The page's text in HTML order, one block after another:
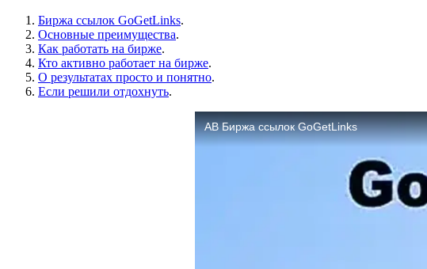
Биржа ссылок GoGetLinks.
Основные преимущества.
Как работать на бирже.
Кто активно работает на бирже.
О результатах просто и понятно.
Если решили отдохнуть.